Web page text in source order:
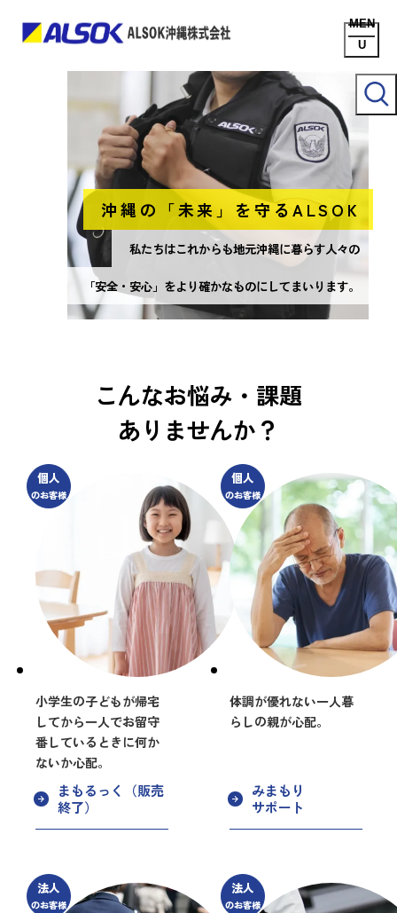
沖縄の「未来」を守るALSOK
私たちはこれからも地元沖縄に暮らす人々の
「安全・安心」をより確かなものにしてまいります。
こんなお悩み・課題
ありませんか？
個人
のお客様
小学生の子どもが帰宅
してから一人でお留守
番しているときに何か
ないか心配。
まもるっく（販売
終了）
個人
のお客様
体調が優れない一人暮
らしの親が心配。
みまもり
サポート
法人
のお客様
法人
のお客様